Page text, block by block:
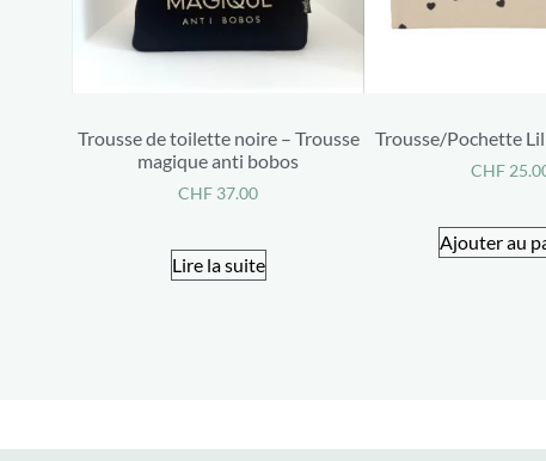
Trousse de toilette noire – Trousse
magique anti bobos
CHF 37.00
Lire la suite
Trousse/Pochette
CHF
Ajouter au